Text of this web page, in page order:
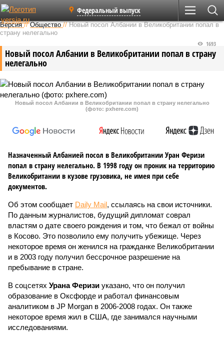
Федеральный выпуск
Версия //Общество //Новый посол Албании в Великобритании попал в
страну нелегально
Новый посол Албании в Великобритании попал в страну
нелегально
1693
Новый посол Албании в Великобритании попал в страну нелегально
(фото: pxhere.com)
Назначенный Албанией посол в Великобритании Уран Феризи
попал в страну нелегально. В 1998 году он проник на территорию
Великобритании в кузове грузовика, не имея при себе
документов.
Об этом сообщает Daily Mail, ссылаясь на свои источники.
По данным журналистов, будущий дипломат соврал
властям о дате своего рождения и том, что бежал от войны
в Косово. Это позволило ему получить убежище. Через
некоторое время он женился на гражданке Великобритании
и в 2003 году получил бессрочное разрешение на
пребывание в стране.
В соцсетях Урана Феризи указано, что он получил
образование в Оксфорде и работал финансовым
аналитиком в JP Morgan в 2006-2008 годах. Он также
некоторое время жил в США, где занимался научными
исследованиями.